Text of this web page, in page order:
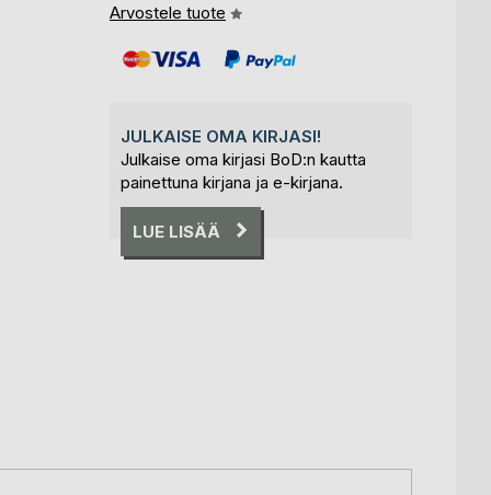
Arvostele tuote
JULKAISE OMA KIRJASI!
Julkaise oma kirjasi BoD:n kautta
painettuna kirjana ja e-kirjana.
LUE LISÄÄ